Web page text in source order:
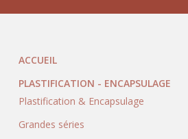
ACCUEIL
PLASTIFICATION - ENCAPSULAGE
Plastification & Encapsulage
Grandes séries